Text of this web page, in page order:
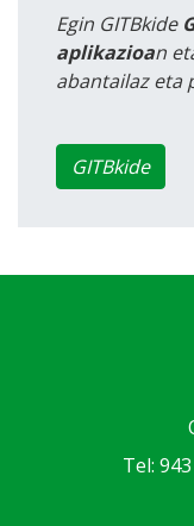
Egin GITBkide
aplikazioan
abantailaz eta
GITBkide
Tel: